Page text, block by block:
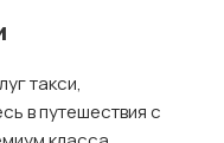
такси,
в путешествия с